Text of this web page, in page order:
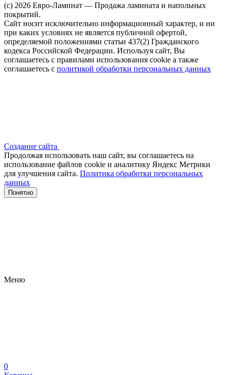
(c) 2026 Евро-Ламинат — Продажа ламината и напольных
покрытий.
Сайт носит исключительно информационный характер, и ни
при каких условиях не является публичной офертой,
определяемой положениями статьи 437(2) Гражданского
кодекса Российской Федерации. Используя сайт, Вы
соглашаетесь с правилами использования cookie а также
соглашаетесь с политикой обработки персональных данных
Создание сайта
Продолжая использовать наш сайт, вы соглашаетесь на
использование файлов сооkіе и аналитику Яндекс Метрики
для улучшения сайта. Политика обработки персональных
данных
Понятно
Меню
0